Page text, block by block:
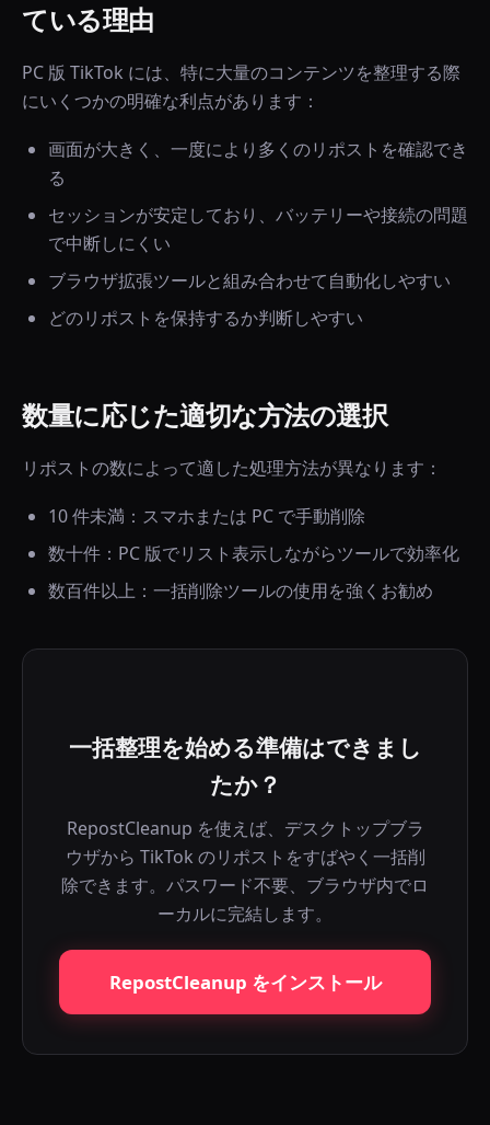
ている理由
PC 版 TikTok には、特に大量のコンテンツを整理する際
にいくつかの明確な利点があります：
画面が大きく、一度により多くのリポストを確認でき
る
セッションが安定しており、バッテリーや接続の問題
で中断しにくい
ブラウザ拡張ツールと組み合わせて自動化しやすい
どのリポストを保持するか判断しやすい
数量に応じた適切な方法の選択
リポストの数によって適した処理方法が異なります：
10 件未満：スマホまたは PC で手動削除
数十件：PC 版でリスト表示しながらツールで効率化
数百件以上：一括削除ツールの使用を強くお勧め
一括整理を始める準備はできまし
たか？
RepostCleanup を使えば、デスクトップブラ
ウザから TikTok のリポストをすばやく一括削
除できます。パスワード不要、ブラウザ内でロ
ーカルに完結します。
RepostCleanup をインストール